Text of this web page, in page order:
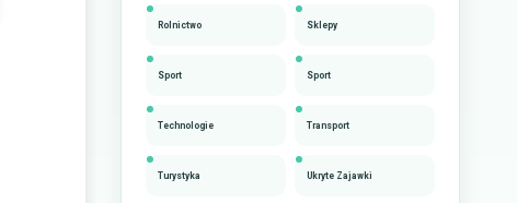
Rolnictwo Sklepy
Sport Sport
Technologie Transport
Turystyka Ukryte Zajawki